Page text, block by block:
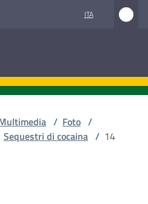
ITA
/ Foto /
Sequestri di cocaina / 14